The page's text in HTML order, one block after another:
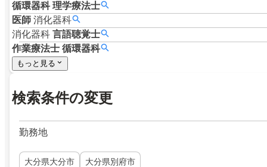
循環器科 理学療法士
医師 消化器科
消化器科 言語聴覚士
作業療法士 循環器科
もっと見る
検索条件の変更
勤務地
大分県大分市 大分県別府市